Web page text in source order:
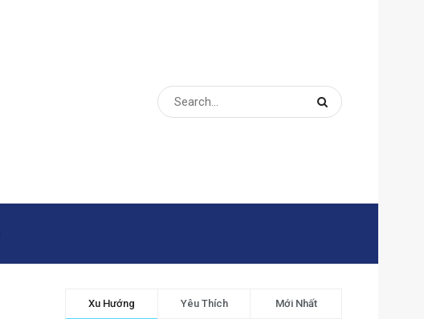
Xu Hướng Yêu Thích Mới Nhất